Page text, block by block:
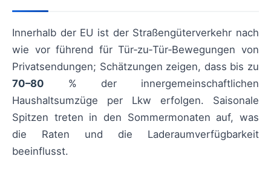
Innerhalb der EU ist der Straßengüterverkehr nach
wie vor führend für Tür‑zu‑Tür‑Bewegungen von
Privatsendungen; Schätzungen zeigen, dass bis zu
70–80 % der innergemeinschaftlichen
Haushaltsumzüge per Lkw erfolgen. Saisonale
Spitzen treten in den Sommermonaten auf, was
die Raten und die Laderaumverfügbarkeit
beeinflusst.